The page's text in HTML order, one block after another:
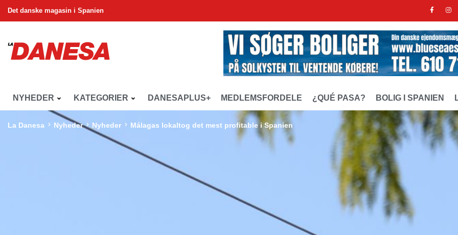
Det danske magasin i Spanien
NYHEDER KATEGORIER DANESAPLUS+ MEDLEMSFORDELE ¿QUÉ PASA? BOLIG I SPANIEN
La Danesa Nyheder Nyheder Málagas lokaltog det mest profitable i Spanien